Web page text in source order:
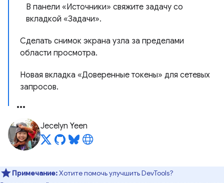
В панели «Источники» свяжите задачу со
вкладкой «Задачи».
Сделать снимок экрана узла за пределами
области просмотра.
Новая вкладка «Доверенные токены» для сетевых
запросов.
Jecelyn Yeen
Примечание:Хотите помочь улучшить DevTools?